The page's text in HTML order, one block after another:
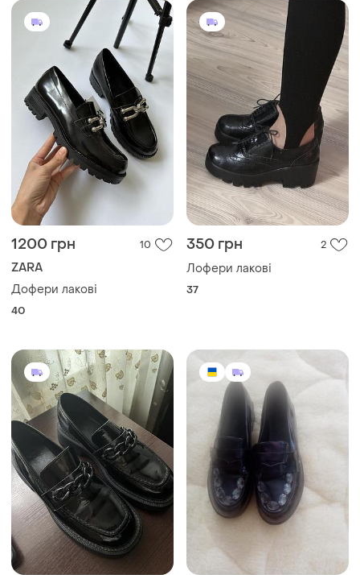
1200 грн 10
ZARA
Дофери лакові
40
350 грн 2
Лофери лакові
37